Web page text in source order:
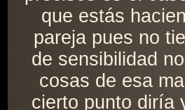
que estás
pareja pues no
de sensibilidad
cosas de esa
cierto punto diría